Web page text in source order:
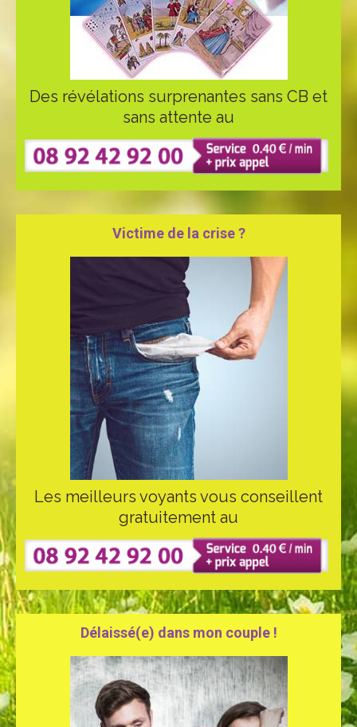
Des révélations surprenantes sans CB et
sans attente au
Victime de la crise ?
Les meilleurs voyants vous conseillent
gratuitement au
Délaissé(e) dans mon couple !